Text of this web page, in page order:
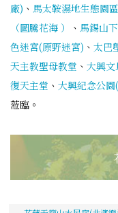
廠) 、 馬太鞍濕地生態園區
（圖騰花海 ）
、 馬錫山
色迷宮(原野迷宮) 、 太巴
天主教聖母教堂 、 大興文
復天主堂 、 大興紀念公
蒞臨。